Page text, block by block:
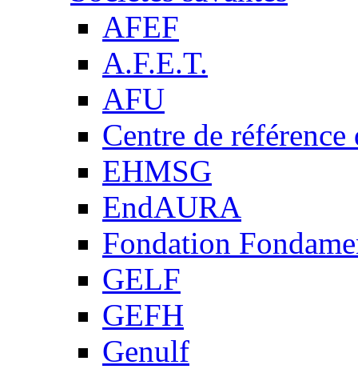
AFEF
A.F.E.T.
AFU
Centre de
EHMSG
EndAURA
Fondation
GELF
GEFH
Genulf